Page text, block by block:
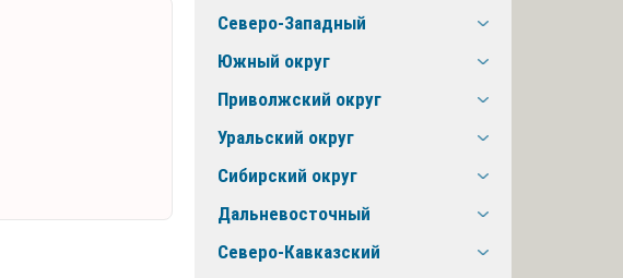
Северо-Западный
Южный округ
Приволжский округ
Уральский округ
Сибирский округ
Дальневосточный
Северо-Кавказский